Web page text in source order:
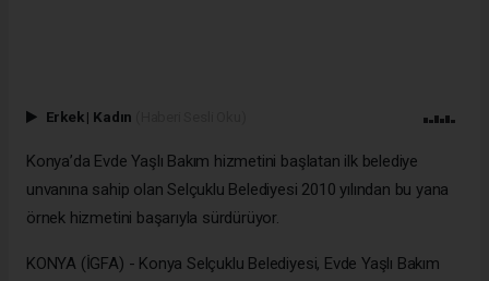
Erkek | Kadın
Konya’da Evde Yaşlı Bakım hizmetini başlatan ilk belediye
unvanına sahip olan Selçuklu Belediyesi 2010 yılından bu yana
örnek hizmetini başarıyla sürdürüyor.
KONYA (İGFA) - Konya Selçuklu Belediyesi, Evde Yaşlı Bakım